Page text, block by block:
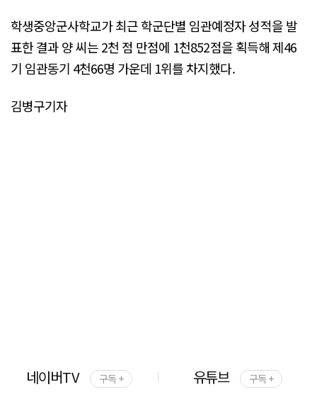
학생중앙군사학교가 최근 학군단별 임관예정자 성적을 발
표한 결과 양 씨는 2천 점 만점에 1천852점을 획득해 제46
기 임관동기 4천66명 가운데 1위를 차지했다.
김병구기자
네이버TV 구독 + 유튜브 구독 +